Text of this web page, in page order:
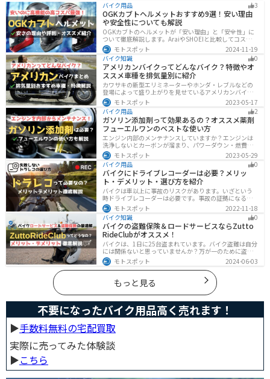
バイク用品 3
OGKカブトヘルメットおすすめ9選！安い理由
や安全性についても解説
OGKカブトのヘルメットが「安い理由」と「安全性」に
ついて徹底解説します。AraiやSHOEIと比較してコスパが
高く、信頼性も兼ね備えたOGKカブトのヘルメット。初
心者ライダーからベテランまでおすすめのモデル9選と、
実際の口コミや評判、選び方も詳しく紹介します。
モトスポット
2024-11-19
バイク知識
0
アメリカンバイクってどんなバイク？特徴やオ
ススメ車種を排気量別に紹介
カワサキの新型エリミネーターやホンダ・レブルなどの
登場によって盛り上がりを見せているアメリカンバイ
ク。スタイリッシュに乗れることはもちろん、ツーリン
グや通学通勤もこなせるアメリカンバイクの特徴や、オ
ススメの車種についてご紹介します！
モトスポット
2023-05-17
バイク用品
2
ガソリン添加剤って効果あるの？オススメ薬剤
フューエルワンのベストな使い方
エンジン内部のメンテナンスしていますか？エンジンは
洗浄しないとカーボンが溜まり、パワーダウン・燃費の
悪化、燃焼以上、エンジンの焼き付きなどのトラブルの
原因になります。定期的にガソリン添加剤を入れてエン
ジン内部も綺麗にしましょう。
モトスポット
2023-05-29
バイク用品
0
バイクにドライブレコーダーは必要？メリッ
ト・デメリット・選び方を紹介
バイクは車以上に事故のリスクがあります。いざという
時ドライブレコーダーは必要です。事故の証拠になるの
はもちろん、ツーリングの記録など多数のメリットがあ
ります。ドライブレコーダーのメリットデメリット、選
び方についてまとめました。付けようか悩んでいる人は
参考にしてください。
モトスポット
2022-11-18
バイク知識
0
バイクの盗難保険＆ロードサービスならZutto
RideClubがオススメ！
バイクは、1日に25台盗まれています。バイク盗難は自分
には関係ないと思っていませんか？万が一のために盗難
保険を検討しておきましょう。この記事ではオススメの
バイク盗難保険「ZuttoRideClub」について解説します。
ロードサービスや会員限定特典などもあるので、お得な
バイク盗難保険を探している人に最適です。
モトスポット 2024-06-03
もっと見る
不要になったバイク用品高く売れます！
▶︎手数料無料の宅配買取
実際に売ってみた体験談
▶︎こちら